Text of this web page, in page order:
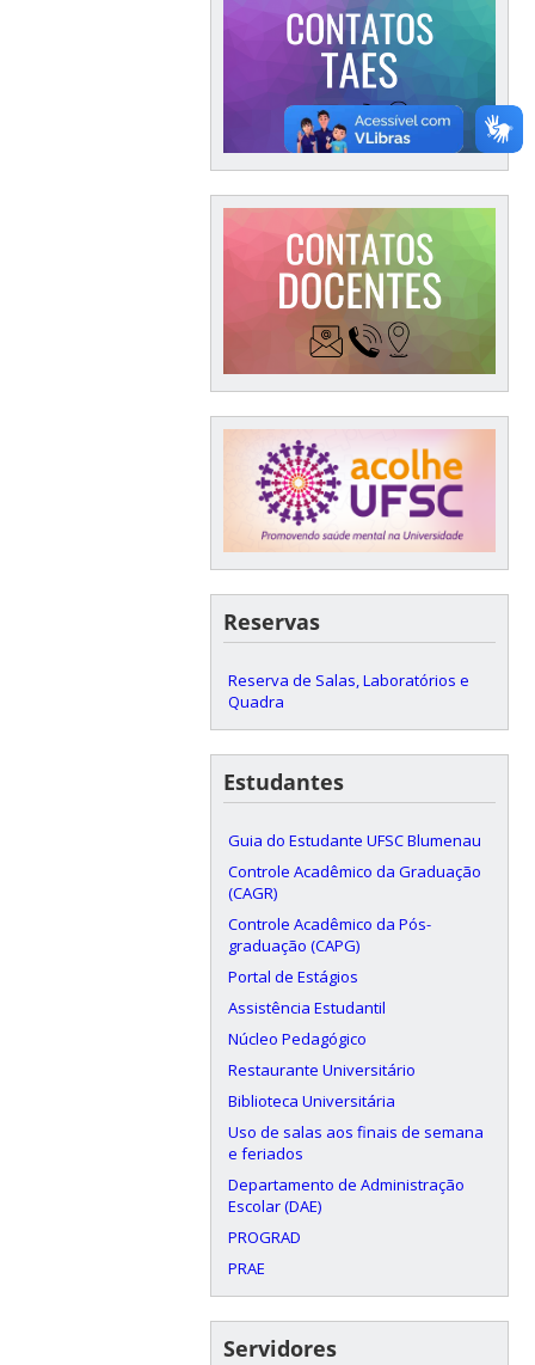
Reservas
Reserva de Salas, Laboratórios e
Quadra
Estudantes
Guia do Estudante UFSC Blumenau
Controle Acadêmico da Graduação
(CAGR)
Controle Acadêmico da Pós-
graduação (CAPG)
Portal de Estágios
Assistência Estudantil
Núcleo Pedagógico
Restaurante Universitário
Biblioteca Universitária
Uso de salas aos finais de semana
e feriados
Departamento de Administração
Escolar (DAE)
PROGRAD
PRAE
Servidores